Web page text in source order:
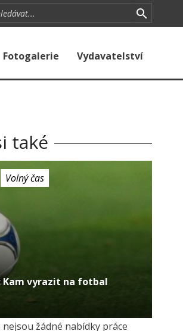
Fotogalerie Vydavatelství
také
Volný čas
Kam vyrazit na fotbal
žádné nabídky práce